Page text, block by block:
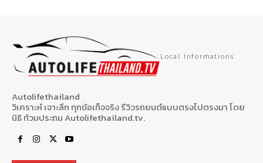
Local Informations
Autolifethailand
วิเคราะห์ เจาะลึก ทุกข้อเท็จจริง รีวิวรถยนต์แบบตรงไปตรงมา โดย
นิธิ ท้วมประถม Autolifethailand.tv.